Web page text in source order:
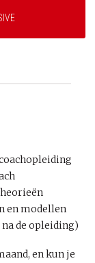
en modellen
de opleiding)
en kun je